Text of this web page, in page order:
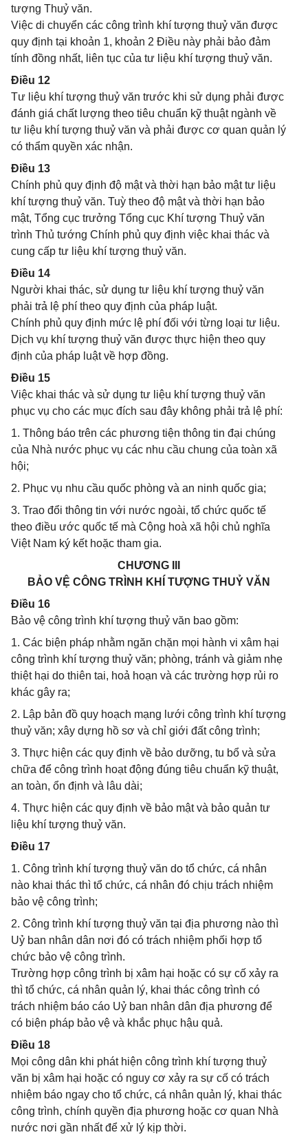
tượng Thuỷ văn.
Việc di chuyển các công trình khí tượng thuỷ văn được
quy định tại khoản 1, khoản 2 Điều này phải bảo đảm
tính đồng nhất, liên tục của tư liệu khí tượng thuỷ văn.
Điều 12
Tư liệu khí tượng thuỷ văn trước khi sử dụng phải được
đánh giá chất lượng theo tiêu chuẩn kỹ thuật ngành về
tư liệu khí tượng thuỷ văn và phải được cơ quan quản lý
có thẩm quyền xác nhận.
Điều 13
Chính phủ quy định độ mật và thời hạn bảo mật tư liệu
khí tượng thuỷ văn. Tuỳ theo độ mật và thời hạn bảo
mật, Tổng cục trưởng Tổng cục Khí tượng Thuỷ văn
trình Thủ tướng Chính phủ quy định việc khai thác và
cung cấp tư liệu khí tượng thuỷ văn.
Điều 14
Người khai thác, sử dụng tư liệu khí tượng thuỷ văn
phải trả lệ phí theo quy định của pháp luật.
Chính phủ quy định mức lệ phí đối với từng loại tư liệu.
Dịch vụ khí tượng thuỷ văn được thực hiện theo quy
định của pháp luật về hợp đồng.
Điều 15
Việc khai thác và sử dụng tư liệu khí tượng thuỷ văn
phục vụ cho các mục đích sau đây không phải trả lệ phí:
1. Thông báo trên các phương tiện thông tin đại chúng
của Nhà nước phục vụ các nhu cầu chung của toàn xã
hội;
2. Phục vụ nhu cầu quốc phòng và an ninh quốc gia;
3. Trao đổi thông tin với nước ngoài, tổ chức quốc tế
theo điều ước quốc tế mà Cộng hoà xã hội chủ nghĩa
Việt Nam ký kết hoặc tham gia.
CHƯƠNG III
BẢO VỆ CÔNG TRÌNH KHÍ TƯỢNG THUỶ VĂN
Điều 16
Bảo vệ công trình khí tượng thuỷ văn bao gồm:
1. Các biện pháp nhằm ngăn chặn mọi hành vi xâm hại
công trình khí tượng thuỷ văn; phòng, tránh và giảm nhẹ
thiệt hại do thiên tai, hoả hoạn và các trường hợp rủi ro
khác gây ra;
2. Lập bản đồ quy hoạch mạng lưới công trình khí tượng
thuỷ văn; xây dựng hồ sơ và chỉ giới đất công trình;
3. Thực hiện các quy định về bảo dưỡng, tu bổ và sửa
chữa để công trình hoạt động đúng tiêu chuẩn kỹ thuật,
an toàn, ổn định và lâu dài;
4. Thực hiện các quy định về bảo mật và bảo quản tư
liệu khí tượng thuỷ văn.
Điều 17
1. Công trình khí tượng thuỷ văn do tổ chức, cá nhân
nào khai thác thì tổ chức, cá nhân đó chịu trách nhiệm
bảo vệ công trình;
2. Công trình khí tượng thuỷ văn tại địa phương nào thì
Uỷ ban nhân dân nơi đó có trách nhiệm phối hợp tổ
chức bảo vệ công trình.
Trường hợp công trình bị xâm hại hoặc có sự cố xảy ra
thì tổ chức, cá nhân quản lý, khai thác công trình có
trách nhiệm báo cáo Uỷ ban nhân dân địa phương để
có biện pháp bảo vệ và khắc phục hậu quả.
Điều 18
Mọi công dân khi phát hiện công trình khí tượng thuỷ
văn bị xâm hại hoặc có nguy cơ xảy ra sự cố có trách
nhiệm báo ngay cho tổ chức, cá nhân quản lý, khai thác
công trình, chính quyền địa phương hoặc cơ quan Nhà
nước nơi gần nhất để xử lý kịp thời.